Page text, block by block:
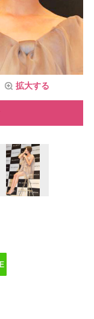
拡大する